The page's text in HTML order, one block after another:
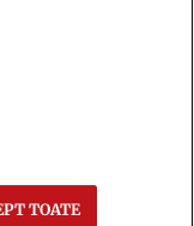
TOATE